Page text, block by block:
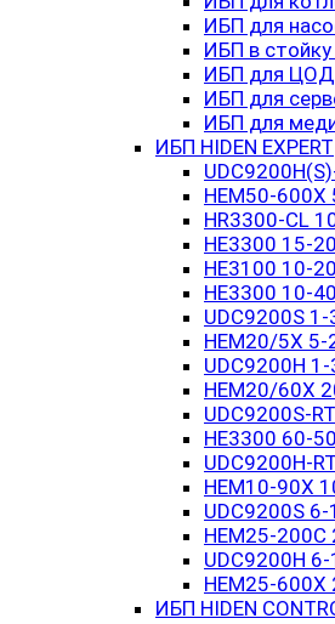
ИБП для
ИБП в
ИБП для ЦОД
ИБП для
ИБП для
ИБП HIDEN EXPERT
HEM50-
HR3300-CL
HE3300 15-
HE3100 10-
HE3300 10-
UDC9200S
HEM20/5X 5-
UDC9200H
HEM20/60X
UDC9200S-
HE3300 60-
UDC9200H-
HEM10-90X
UDC9200S
HEM25-
UDC9200H
HEM25-
ИБП HIDEN